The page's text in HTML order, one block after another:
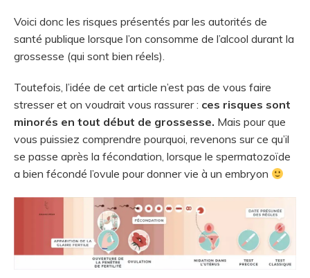
Voici donc les risques présentés par les autorités de
santé publique lorsque l’on consomme de l’alcool durant la
grossesse (qui sont bien réels).
Toutefois, l’idée de cet article n’est pas de vous faire
stresser et on voudrait vous rassurer : ces risques sont
minorés en tout début de grossesse. Mais pour que
vous puissiez comprendre pourquoi, revenons sur ce qu’il
se passe après la fécondation, lorsque le spermatozoïde
a bien fécondé l’ovule pour donner vie à un embryon